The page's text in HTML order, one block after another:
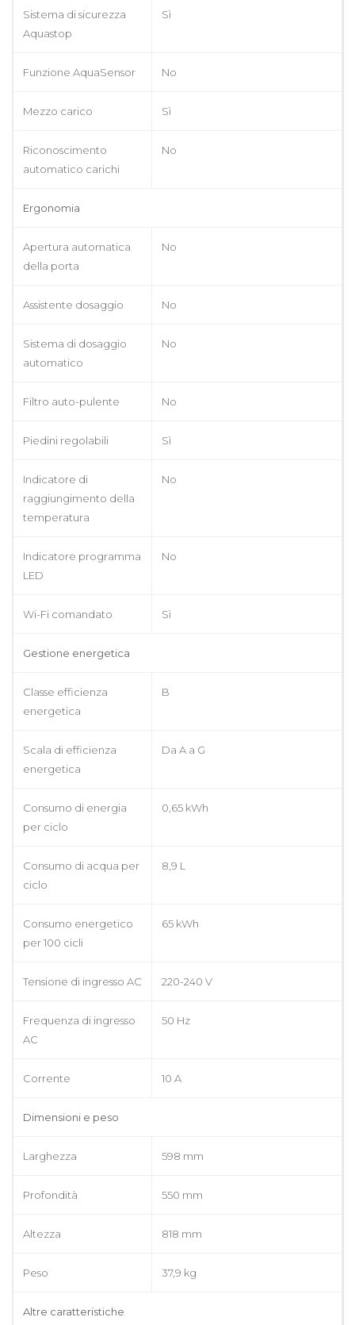
Sistema di sicurezza
Aquastop
Sì
Funzione AquaSensor No
Mezzo carico Sì
Riconoscimento
automatico carichi
No
Ergonomia
Apertura automatica
della porta
No
Assistente dosaggio No
Sistema di dosaggio
automatico
No
Filtro auto-pulente No
Piedini regolabili Sì
Indicatore di
raggiungimento della
temperatura
No
Indicatore programma
LED
No
Wi-Fi comandato Sì
Gestione energetica
Classe efficienza
energetica
B
Scala di efficienza
energetica
Da A a G
Consumo di energia
per ciclo
0,65 kWh
Consumo di acqua per
ciclo
8,9 L
Consumo energetico
per 100 cicli
65 kWh
Tensione di ingresso AC 220-240 V
Frequenza di ingresso
AC
50 Hz
Corrente 10 A
Dimensioni e peso
Larghezza 598 mm
Profondità 550 mm
Altezza 818 mm
Peso 37,9 kg
Altre caratteristiche